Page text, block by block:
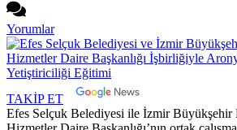
Yorumlar
TAKİP ET
Efes Selçuk Belediyesi ile İzmir Büyükşehir